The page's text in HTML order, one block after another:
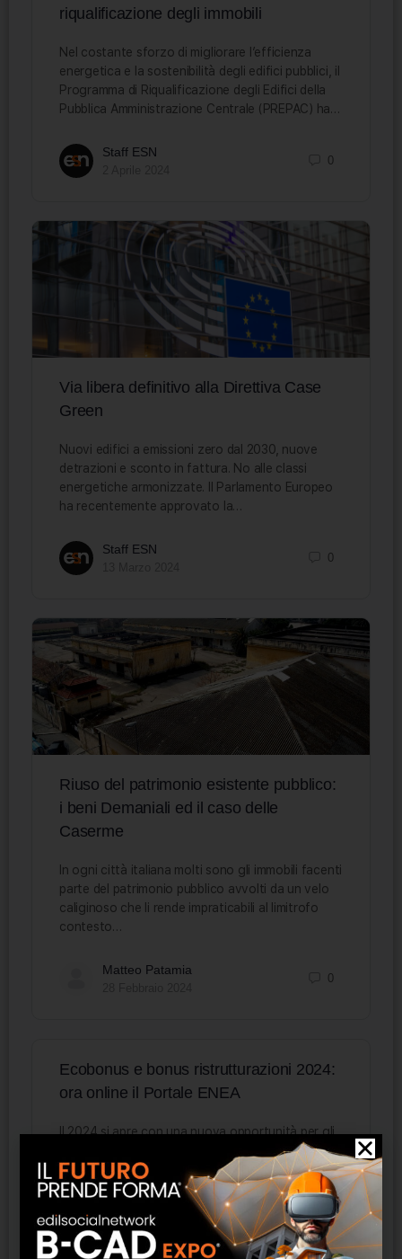
riqualificazione degli immobili
Nel costante sforzo di migliorare l’efficienza
energetica e la sostenibilità degli edifici pubblici, il
Programma di Riqualificazione degli Edifici della
Pubblica Amministrazione Centrale (PREPAC) ha…
Staff ESN
0
Via libera definitivo alla Direttiva Case
Green
Nuovi edifici a emissioni zero dal 2030, nuove
detrazioni e sconto in fattura. No alle classi
energetiche armonizzate. Il Parlamento Europeo
ha recentemente approvato la…
Staff ESN
0
Riuso del patrimonio esistente pubblico:
i beni Demaniali ed il caso delle
Caserme
In ogni città italiana molti sono gli immobili facenti
parte del patrimonio pubblico avvolti da un velo
caliginoso che li rende impraticabili al limitrofo
contesto…
Matteo Patamia
0
Ecobonus e bonus ristrutturazioni 2024:
ora online il Portale ENEA
Il 2024 si apre con una nuova opportunità per gli
italiani impegnati nella riqualificazione energetica
degli edifici. ENEA, l’Agenzia Nazionale per le
Nuove Tecnologie, l’Energia…
Staff ESN
31 Gennaio 2024
0